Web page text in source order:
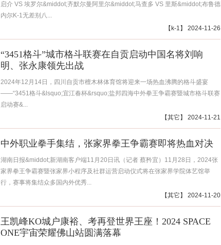
启介 VS 埃罗尔&middot;齐默尔曼阿里尔&middot;马查多 VS 里斯&middot;布鲁德
内尔K-1无差别八...
【 k-1 】 2024-11-26
“3451格斗”城市格斗联赛在自贡启动中国名将刘响
明、张永康领先出战
2024年12月14日，四川自贡市檀木林体育馆将迎来一场热血沸腾的格斗盛宴
——“3451格斗&lsquo;宜江春杯&rsquo;盐邦四海中外拳王争霸赛暨城市格斗联赛
启动赛&...
【其它 】 2024-11-21
中外职业拳手集结，张家界拳王争霸赛即将热血对决
湖南日报&middot;新湖南客户端11月20日讯（记者 蔡矜宜）11月28日，2024张
家界拳王争霸赛暨张家界小程序及社群运营启动仪式将在张家界学院体艺馆举
行，赛事将集结众多国内外优秀...
【其它 】 2024-11-20
王凯峰KO城户康裕、考再登世界王座！2024 SPACE
ONE宇宙荣耀佛山站圆满落幕